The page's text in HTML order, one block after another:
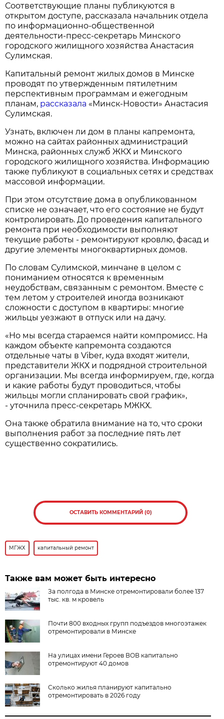
Соответствующие планы публикуются в
открытом доступе, рассказала начальник отдела
по информационно-общественной
деятельности-пресс-секретарь Минского
городского жилищного хозяйства Анастасия
Сулимская.
Капитальный ремонт жилых домов в Минске
проводят по утвержденным пятилетним
перспективным программам и ежегодным
планам, рассказала «Минск-Новости» Анастасия
Сулимская.
Узнать, включен ли дом в планы капремонта,
можно на сайтах районных администраций
Минска, районных служб ЖКХ и Минского
городского жилищного хозяйства. Информацию
также публикуют в социальных сетях и средствах
массовой информации.
При этом отсутствие дома в опубликованном
списке не означает, что его состояние не будут
контролировать. До проведения капитального
ремонта при необходимости выполняют
текущие работы - ремонтируют кровлю, фасад и
другие элементы многоквартирных домов.
По словам Сулимской, минчане в целом с
пониманием относятся к временным
неудобствам, связанным с ремонтом. Вместе с
тем летом у строителей иногда возникают
сложности с доступом в квартиры: многие
жильцы уезжают в отпуск или на дачу.
«Но мы всегда стараемся найти компромисс. На
каждом объекте капремонта создаются
отдельные чаты в Viber, куда входят жители,
представители ЖКХ и подрядной строительной
организации. Мы всегда информируем, где, когда
и какие работы будут проводиться, чтобы
жильцы могли спланировать свой график»,
- уточнила пресс-секретарь МЖКХ.
Она также обратила внимание на то, что сроки
выполнения работ за последние пять лет
существенно сократились.
ОСТАВИТЬ КОММЕНТАРИЙ (0)
МГЖХ капитальный ремонт
Также вам может быть интересно
За полгода в Минске отремонтировали более 137
тыс. кв. м кровель
Почти 800 входных групп подъездов многоэтажек
отремонтировали в Минске
На улицах имени Героев ВОВ капитально
отремонтируют 40 домов
Сколько жилья планируют капитально
отремонтировать в 2026 году